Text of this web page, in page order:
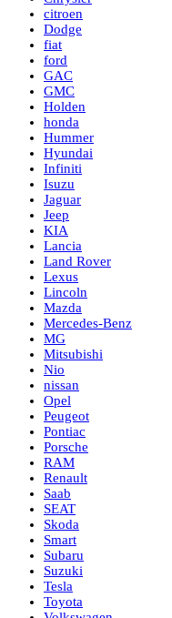
citroen
Dodge
fiat
ford
GAC
GMC
Holden
honda
Hummer
Hyundai
Infiniti
Isuzu
Jaguar
Jeep
KIA
Lancia
Land Rover
Lexus
Lincoln
Mazda
Mercedes-Benz
MG
Mitsubishi
Nio
nissan
Opel
Peugeot
Pontiac
Porsche
RAM
Renault
Saab
SEAT
Skoda
Smart
Subaru
Suzuki
Tesla
Toyota